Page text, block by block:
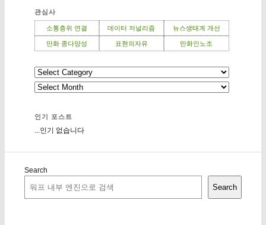
관심사
소통층위 연결 데이터 저널리즘 뉴스생태계 개선
만화 종다양성 표현의자유 만화인노조
인기 포스트
...인기 없습니다
Search
Search